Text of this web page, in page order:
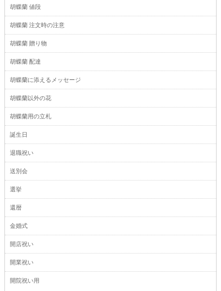
胡蝶蘭 値段
胡蝶蘭 注文時の注意
胡蝶蘭 贈り物
胡蝶蘭 配達
胡蝶蘭に添えるメッセージ
胡蝶蘭以外の花
胡蝶蘭用の立札
誕生日
退職祝い
送別会
選挙
還暦
金婚式
開店祝い
開業祝い
開院祝い用